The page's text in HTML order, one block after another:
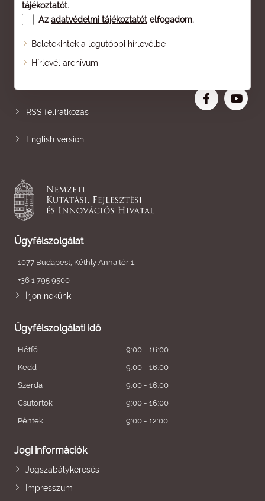
tájékoztatót.
Az adatvédelmi tájékoztatót elfogadom.
Beletekintek a legutóbbi hírlevélbe
Hírlevél archívum
Oldaltérkép
RSS feliratkozás
English version
Ügyfélszolgálat
1077 Budapest, Kéthly Anna tér 1.
+36 1 795 9500
Írjon nekünk
Ügyfélszolgálati idő
Hétfő
9:00 - 16:00
Kedd
9:00 - 16:00
Szerda
9:00 - 16:00
Csütörtök
9:00 - 16:00
Péntek
9:00 - 12:00
Jogi információk
Jogszabálykeresés
Impresszum